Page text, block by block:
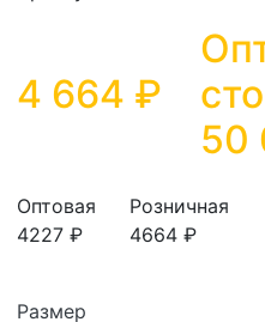
4 664 ₽
50
Оптовая
4227 ₽
Розничная
4664 ₽
Размер